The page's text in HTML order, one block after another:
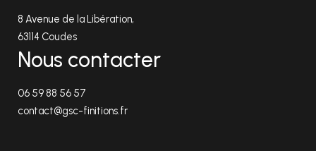
8 Avenue de la Libération,
63114 Coudes
Nous contacter
06 59 88 56 57
contact@gsc-finitions.fr